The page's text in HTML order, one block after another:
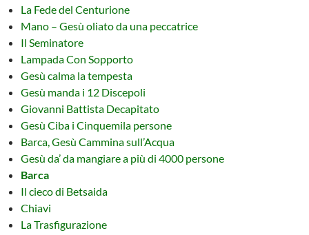
La Fede del Centurione
Mano – Gesù oliato da una peccatrice
Il Seminatore
Lampada Con Sopporto
Gesù calma la tempesta
Gesù manda i 12 Discepoli
Giovanni Battista Decapitato
Gesù Ciba i Cinquemila persone
Barca, Gesù Cammina sull’Acqua
Gesù da’ da mangiare a più di 4000 persone
Barca
Il cieco di Betsaida
Chiavi
La Trasfigurazione